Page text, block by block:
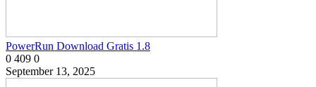
PowerRun Download Gratis 1.8
0 409 0
September 13, 2025